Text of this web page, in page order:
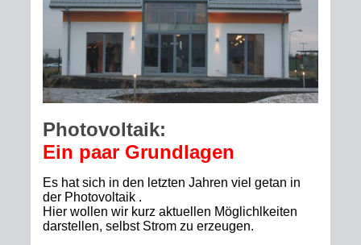
Photovoltaik:
Ein paar Grundlagen
Es hat sich in den letzten Jahren viel getan in
der Photovoltaik .
Hier wollen wir kurz aktuellen Möglichlkeiten
darstellen, selbst Strom zu erzeugen.